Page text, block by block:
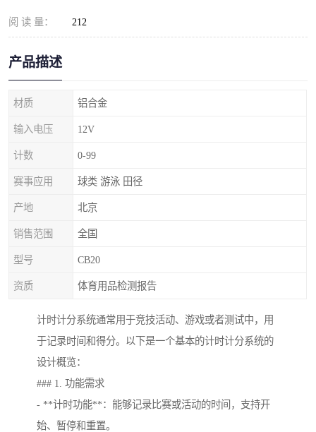
阅 读 量： 212
产品描述
材质 铝合金
输入电压 12V
计数 0-99
赛事应用 球类 游泳 田径
产地 北京
销售范围 全国
型号 CB20
资质 体育用品检测报告
计时计分系统通常用于竞技活动、游戏或者测试中，用
于记录时间和得分。以下是一个基本的计时计分系统的
设计概览：
### 1. 功能需求
- **计时功能**：能够记录比赛或活动的时间，支持开
始、暂停和重置。